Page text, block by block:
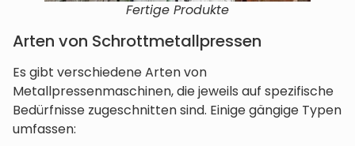
Fertige Produkte
Arten von Schrottmetallpressen
Es gibt verschiedene Arten von
Metallpressenmaschinen, die jeweils auf spezifische
Bedürfnisse zugeschnitten sind. Einige gängige Typen
umfassen: